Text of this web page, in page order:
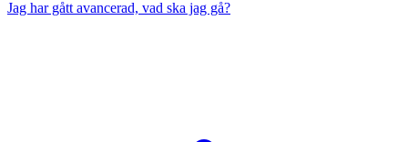
Jag har gått avancerad, vad ska jag gå?